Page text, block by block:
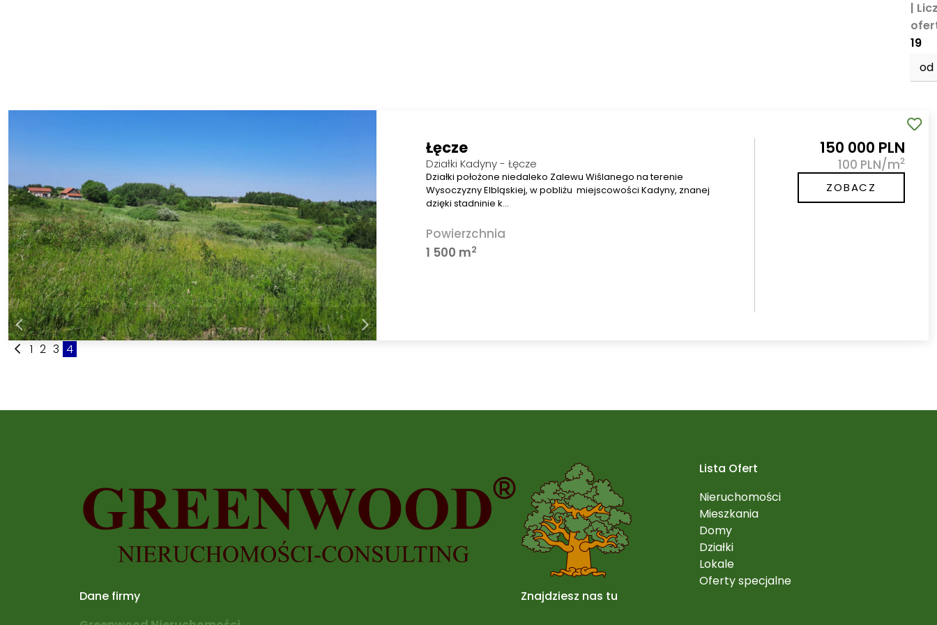
|
19
od
Łęcze
Działki Kadyny - Łęcze
Działki położone niedaleko Zalewu Wiślanego na terenie
Wysoczyzny Elbląskiej, w pobliżu miejscowości Kadyny, znanej
dzięki stadninie k…
Powierzchnia
1 500 m2
150 000 PLN
100 PLN/m2
ZOBACZ
1 2 3 4
Lista Ofert
Nieruchomości
Mieszkania
Domy
Działki
Lokale
Oferty specjalne
Dane firmy
Znajdziesz nas tu